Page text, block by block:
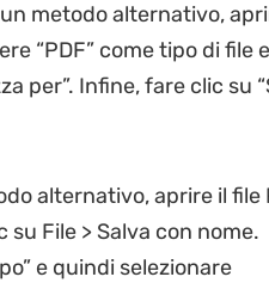
metodo alternativo,
“PDF” come tipo di file e
per”. Infine, fare clic su
alternativo, aprire il file
File > Salva con nome.
e quindi selezionare